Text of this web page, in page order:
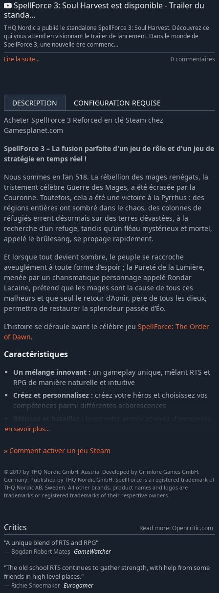
SpellForce 3: Soul Harvest est disponible - Trailer du
standa...
THQ Nordic a publié le standalone SpellForce 3: Soul Harvest. Découvrez ce
qui vous attend en visionnant le trailer de lancement. Dans le monde de
SpellForce 3, une nouvelle ère commenc...
Lire la suite...
0 commentaires
DESCRIPTION
CONFIGURATION REQUISE
Acheter SpellForce 3 Reforced en clé Steam chez
Gamesplanet.com
SpellForce 3 – La fusion parfaite d'un jeu de rôle et d'un jeu de
stratégie en temps réel !
Nous sommes en l’an 518. La rébellion des mages renégats, la
tristement célèbre Guerre des Mages, a été écrasée par la
Couronne. Toutefois, cela a été une victoire à la Pyrrhus : des
régions entières ont sombré dans le chaos, des colonnes de
réfugiés errent désormais sur des terres dévastées, à la
recherche d’un refuge, tandis qu’un fléau mystérieux et mortel,
appelé le brûlesang, se propage rapidement.
Et lorsque tout devient sombre, le peuple se raccroche
aveuglément à toute forme d’espoir ; la Pureté de la Lumière,
menée par un charismatique personnage appelé Rondar
Lacaine, prétend que les mages sont la cause de tous ces
malheurs et que seul le retour d’Aonir, père de tous les dieux,
permettra de restaurer la splendeur passée d’Éo.
L’histoire se déroule avant le célèbre jeu SpellForce: The Order
of Dawn.
Caractéristiques
Un mélange innovant : un gameplay unique, mêlant RTS et
RPG de manière naturelle et intuitive
Créez et personnalisez : créez votre héros et choisissez vos
compétences parmi différentes arborescences
batailles épiques !
dévoilez les secrets de la destinée de Nortander. Explorez Éo
protagonistes d’histoires souvent déchirantes.
Rencontrez de nouveaux alliés :créez un groupe autour de
vos différents compagnons, dont la présence complétera vos
victoire sur le champ de bataille !
Choisissez votre camp :développez et prenez le
commandement de l’une des trois factions : elfes, orques ou
des batailles. Utilisez au mieux différentes stratégies et tirez
parti du terrain, des formations de troupes, de la visibilité,
en savoir plus…
» Comment activer un jeu Steam
© 2017 by THQ Nordic GmbH, Austria. Developed by Grimlore Games GmbH,
Germany. Published by THQ Nordic GmbH. SpellForce is a registered trademark of
THQ Nordic AB, Sweden. All other brands, product names and logos are
trademarks or registered trademarks of their respective owners.
Critics
Read more: Opencritic.com
"A unique blend of RTS and RPG"
Bogdan Robert Mateș GameWatcher
"The old school RTS continues to gather strength, with help from some
friends in high level places."
Richie Shoemaker Eurogamer